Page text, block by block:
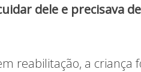
dele e precisava
reabilitação, a criança